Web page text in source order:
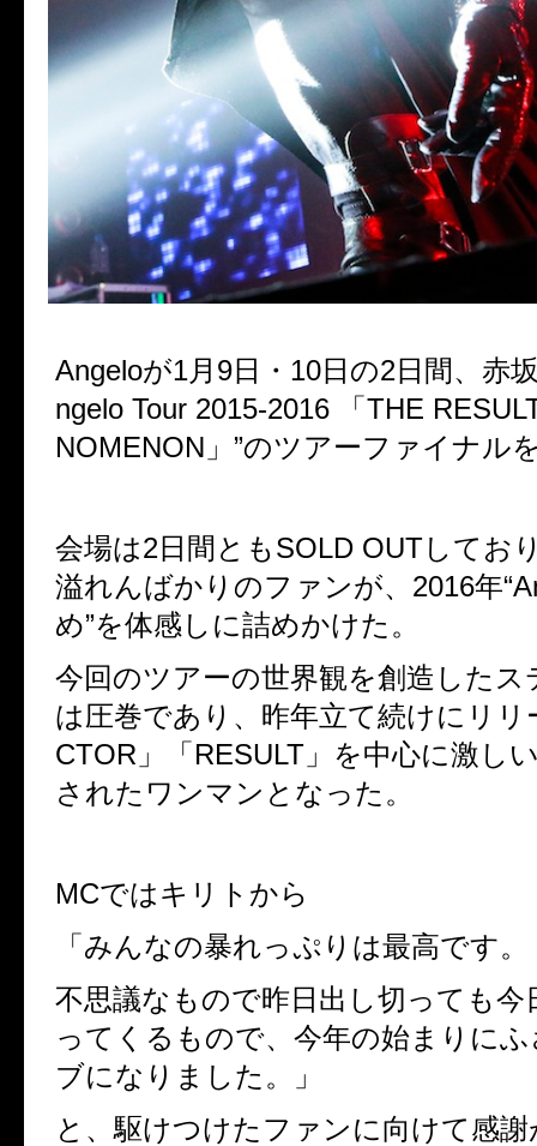
Angeloが1月9日・ 10日の2日間、赤
ngelo Tour 2015-2016 「THE
NOMENON」”のツアーファイナル
会場は2日間ともSOLD OUTしてお
溢れんばかりのファンが、2016年
め”を体感しに詰めかけた。
今回のツアーの世界観を創造したス
は圧巻であり、昨年立て続けにリリ
CTOR」「RESULT」を中心に激し
されたワンマンとなった。
MCではキリトから
「みんなの暴れっぷりは最高です。
不思議なもので昨日出し切っても今
ってくるもので、今年の始まりに
ブになりました。」
と、駆けつけたファンに向けて感